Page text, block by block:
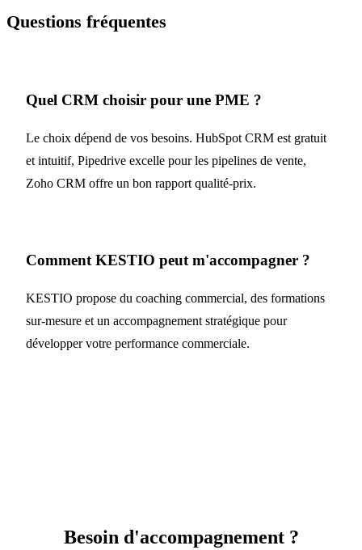
Questions fréquentes
Quel CRM choisir pour une PME ?
Le choix dépend de vos besoins. HubSpot CRM est gratuit
et intuitif, Pipedrive excelle pour les pipelines de vente,
Zoho CRM offre un bon rapport qualité-prix.
Comment KESTIO peut m'accompagner ?
KESTIO propose du coaching commercial, des formations
sur-mesure et un accompagnement stratégique pour
développer votre performance commerciale.
Besoin d'accompagnement ?